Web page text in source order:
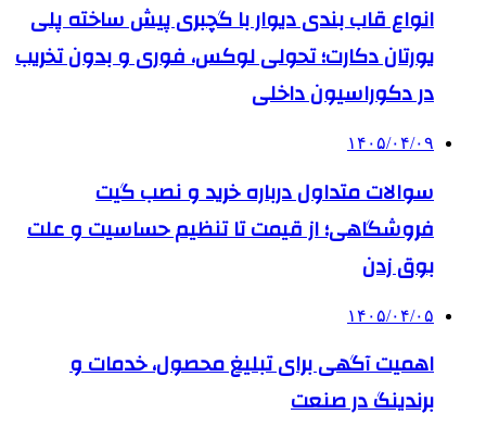
انواع قاب بندی دیوار با گچبری پیش ساخته پلی
یورتان دکارت؛ تحولی لوکس، فوری و بدون تخریب
در دکوراسیون داخلی
۱۴۰۵/۰۴/۰۹
سوالات متداول درباره خرید و نصب گیت
فروشگاهی؛ از قیمت تا تنظیم حساسیت و علت
بوق زدن
۱۴۰۵/۰۴/۰۵
اهمیت آگهی برای تبلیغ محصول، خدمات و
برندینگ در صنعت